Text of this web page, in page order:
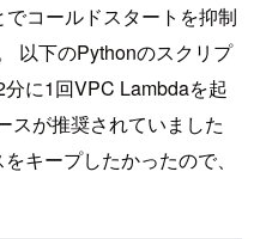
コールドスタートを抑制
以下のPythonのスクリプ
に1回VPC Lambdaを起
スが推奨されていました
キープしたかったので、